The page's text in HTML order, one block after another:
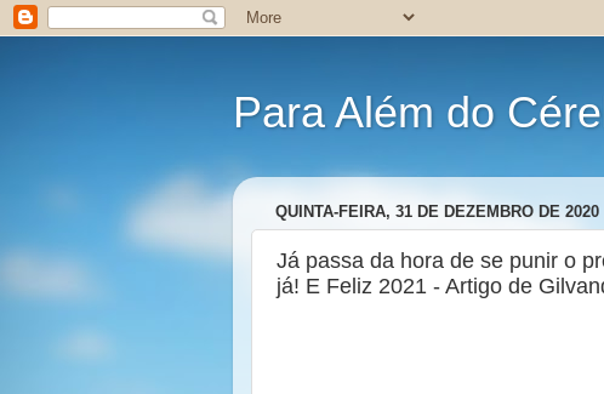
Para Além do
QUINTA-FEIRA, 31 DE DEZEMBRO DE 2020
Já passa da hora de se punir o
já! E Feliz 2021 - Artigo de